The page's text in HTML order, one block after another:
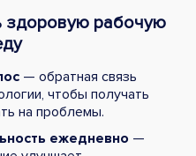
здоровую рабочую
— обратная связь
чтобы получать
на проблемы.
ежедневно —